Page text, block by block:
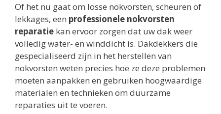
Of het nu gaat om losse nokvorsten, scheuren of
lekkages, een professionele nokvorsten
reparatie kan ervoor zorgen dat uw dak weer
volledig water- en winddicht is. Dakdekkers die
gespecialiseerd zijn in het herstellen van
nokvorsten weten precies hoe ze deze problemen
moeten aanpakken en gebruiken hoogwaardige
materialen en technieken om duurzame
reparaties uit te voeren.